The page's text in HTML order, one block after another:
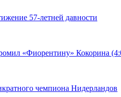
57-летней давности
«Фиорентину» Кокорина
чемпиона Нидерландов